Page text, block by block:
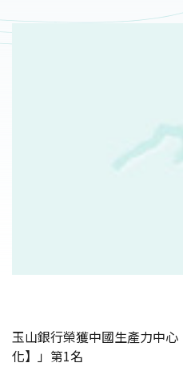
玉山銀行榮獲中國生產力中
化】」第1名